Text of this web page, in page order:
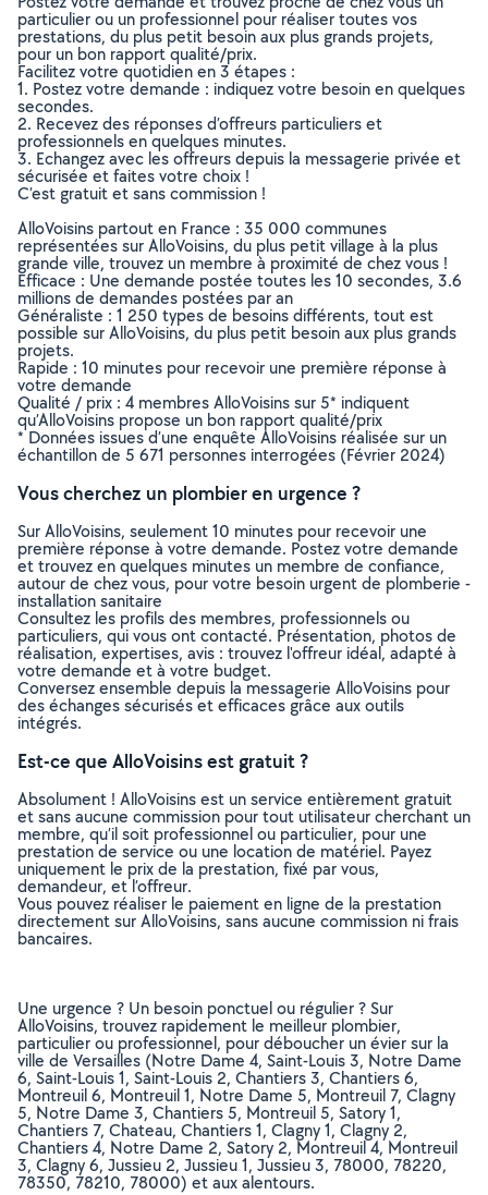
particulier ou un professionnel pour réaliser toutes vos
prestations, du plus petit besoin aux plus grands projets,
pour un bon rapport qualité/prix.
Facilitez votre quotidien en 3 étapes :
1. Postez votre demande : indiquez votre besoin en quelques
secondes.
2. Recevez des réponses d’offreurs particuliers et
professionnels en quelques minutes.
3. Echangez avec les offreurs depuis la messagerie privée et
sécurisée et faites votre choix !
C’est gratuit et sans commission !
AlloVoisins partout en France : 35 000 communes
représentées sur AlloVoisins, du plus petit village à la plus
grande ville, trouvez un membre à proximité de chez vous !
Efficace : Une demande postée toutes les 10 secondes, 3.6
millions de demandes postées par an
Généraliste : 1 250 types de besoins différents, tout est
possible sur AlloVoisins, du plus petit besoin aux plus grands
projets.
Rapide : 10 minutes pour recevoir une première réponse à
votre demande
Qualité / prix : 4 membres AlloVoisins sur 5* indiquent
qu’AlloVoisins propose un bon rapport qualité/prix
* Données issues d’une enquête AlloVoisins réalisée sur un
échantillon de 5 671 personnes interrogées (Février 2024)
Vous cherchez un plombier en urgence ?
Sur AlloVoisins, seulement 10 minutes pour recevoir une
première réponse à votre demande. Postez votre demande
et trouvez en quelques minutes un membre de confiance,
autour de chez vous, pour votre besoin urgent de plomberie -
installation sanitaire
Consultez les profils des membres, professionnels ou
particuliers, qui vous ont contacté. Présentation, photos de
réalisation, expertises, avis : trouvez l'offreur idéal, adapté à
votre demande et à votre budget.
Conversez ensemble depuis la messagerie AlloVoisins pour
des échanges sécurisés et efficaces grâce aux outils
intégrés.
Est-ce que AlloVoisins est gratuit ?
Absolument ! AlloVoisins est un service entièrement gratuit
et sans aucune commission pour tout utilisateur cherchant un
membre, qu’il soit professionnel ou particulier, pour une
prestation de service ou une location de matériel. Payez
uniquement le prix de la prestation, fixé par vous,
demandeur, et l’offreur.
Vous pouvez réaliser le paiement en ligne de la prestation
directement sur AlloVoisins, sans aucune commission ni frais
bancaires.
Une urgence ? Un besoin ponctuel ou régulier ? Sur
AlloVoisins, trouvez rapidement le meilleur plombier,
particulier ou professionnel, pour déboucher un évier sur la
ville de Versailles (Notre Dame 4, Saint-Louis 3, Notre Dame
6, Saint-Louis 1, Saint-Louis 2, Chantiers 3, Chantiers 6,
Montreuil 6, Montreuil 1, Notre Dame 5, Montreuil 7, Clagny
5, Notre Dame 3, Chantiers 5, Montreuil 5, Satory 1,
Chantiers 7, Chateau, Chantiers 1, Clagny 1, Clagny 2,
Chantiers 4, Notre Dame 2, Satory 2, Montreuil 4, Montreuil
3, Clagny 6, Jussieu 2, Jussieu 1, Jussieu 3, 78000, 78220,
78350, 78210, 78000) et aux alentours.